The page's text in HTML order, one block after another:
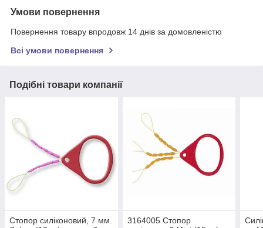
Умови повернення
Повернення товару впродовж 14 днів за домовленістю
Всі умови повернення
Подібні товари компанії
Стопор силіконовий, 7 мм.
3164005 Стопор